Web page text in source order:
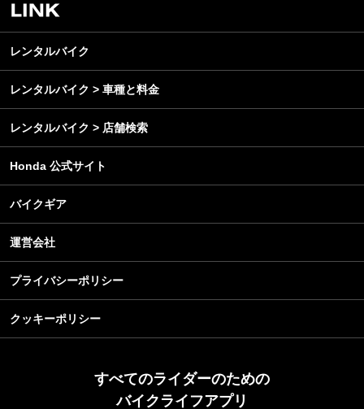
レンタルバイク
レンタルバイク
レンタルバイク > 車種と料金
レンタルバイク > 店舗検索
Honda 公式サイト
バイクギア
運営会社
プライバシーポリシー
クッキーポリシー
すべてのライダーのための
バイクライフアプリ